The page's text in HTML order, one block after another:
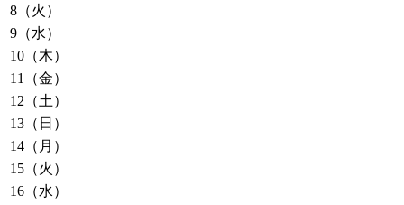
8（火）
9（水）
10（木）
11（金）
12（土）
13（日）
14（月）
15（火）
16（水）